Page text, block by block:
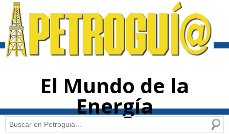
contenido
El Mundo de la
Energía
Buscar